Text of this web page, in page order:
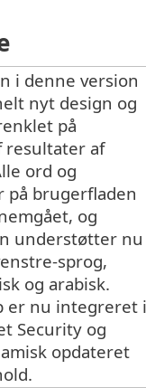
i denne version
nyt design og
på
resultater af
ord og
på brugerfladen
og
understøtter nu
sprog,
og arabisk.
er nu integreret i
Security og
opdateret